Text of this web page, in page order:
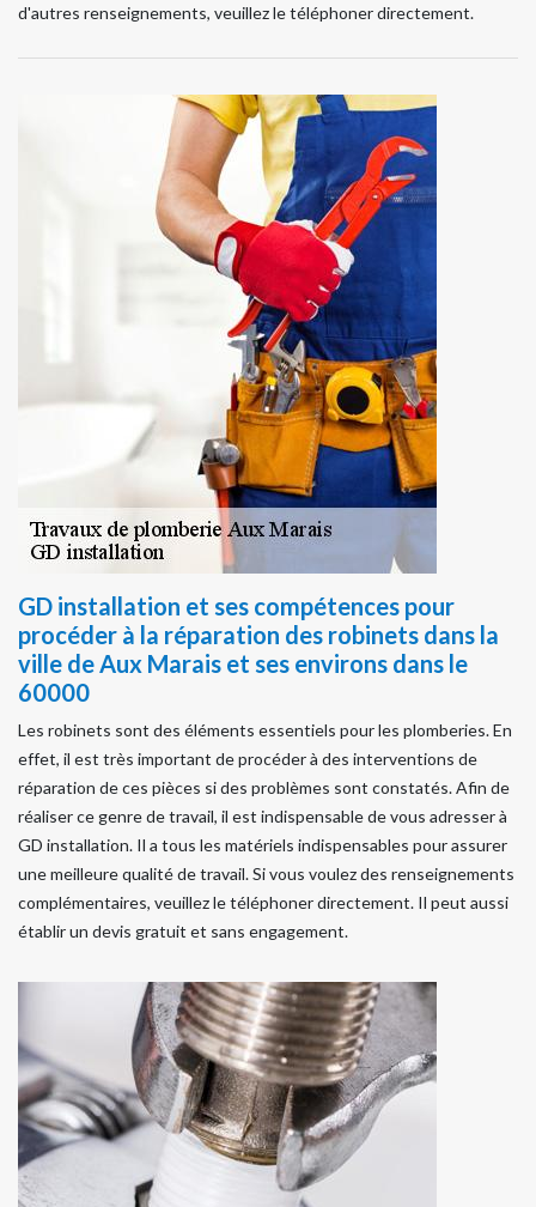
d'autres renseignements, veuillez le téléphoner directement.
GD installation et ses compétences pour
procéder à la réparation des robinets dans la
ville de Aux Marais et ses environs dans le
60000
Les robinets sont des éléments essentiels pour les plomberies. En
effet, il est très important de procéder à des interventions de
réparation de ces pièces si des problèmes sont constatés. Afin de
réaliser ce genre de travail, il est indispensable de vous adresser à
GD installation. Il a tous les matériels indispensables pour assurer
une meilleure qualité de travail. Si vous voulez des renseignements
complémentaires, veuillez le téléphoner directement. Il peut aussi
établir un devis gratuit et sans engagement.